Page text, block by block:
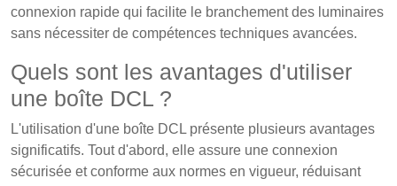
connexion rapide qui facilite le branchement des luminaires
sans nécessiter de compétences techniques avancées.
Quels sont les avantages d'utiliser
une boîte DCL ?
L'utilisation d'une boîte DCL présente plusieurs avantages
significatifs. Tout d'abord, elle assure une connexion
sécurisée et conforme aux normes en vigueur, réduisant